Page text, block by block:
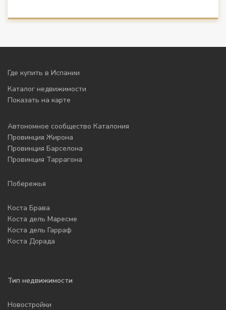
Где купить в Испании
Каталог недвижимости
Показать на карте
Автономное сообщество Каталония
Провинция Жирона
Провинция Барселона
Провинция Таррагона
Побережья
Коста Брава
Коста дель Маресме
Коста дель Гарраф
Коста Дорада
Тип недвижимости
Новостройки